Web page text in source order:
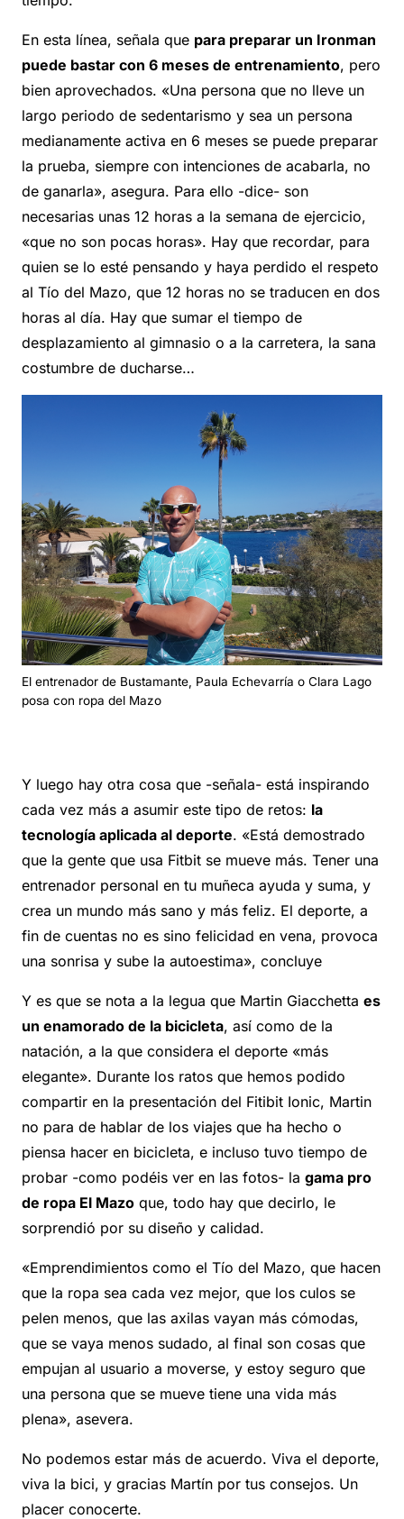
En esta línea, señala que para preparar un Ironman
puede bastar con 6 meses de entrenamiento, pero
bien aprovechados. «Una persona que no lleve un
largo periodo de sedentarismo y sea un persona
medianamente activa en 6 meses se puede preparar
la prueba, siempre con intenciones de acabarla, no
de ganarla», asegura. Para ello -dice- son
necesarias unas 12 horas a la semana de ejercicio,
«que no son pocas horas». Hay que recordar, para
quien se lo esté pensando y haya perdido el respeto
al Tío del Mazo, que 12 horas no se traducen en dos
horas al día. Hay que sumar el tiempo de
desplazamiento al gimnasio o a la carretera, la sana
costumbre de ducharse…
El entrenador de Bustamante, Paula Echevarría o Clara Lago
posa con ropa del Mazo
Y luego hay otra cosa que -señala- está inspirando
cada vez más a asumir este tipo de retos: la
tecnología aplicada al deporte. «Está demostrado
que la gente que usa Fitbit se mueve más. Tener una
entrenador personal en tu muñeca ayuda y suma, y
crea un mundo más sano y más feliz. El deporte, a
fin de cuentas no es sino felicidad en vena, provoca
una sonrisa y sube la autoestima», concluye
Y es que se nota a la legua que Martin Giacchetta es
un enamorado de la bicicleta, así como de la
natación, a la que considera el deporte «más
elegante». Durante los ratos que hemos podido
compartir en la presentación del Fitibit Ionic, Martin
no para de hablar de los viajes que ha hecho o
piensa hacer en bicicleta, e incluso tuvo tiempo de
probar -como podéis ver en las fotos- la gama pro
de ropa El Mazo que, todo hay que decirlo, le
sorprendió por su diseño y calidad.
«Emprendimientos como el Tío del Mazo, que hacen
que la ropa sea cada vez mejor, que los culos se
pelen menos, que las axilas vayan más cómodas,
que se vaya menos sudado, al final son cosas que
empujan al usuario a moverse, y estoy seguro que
una persona que se mueve tiene una vida más
plena», asevera.
No podemos estar más de acuerdo. Viva el deporte,
viva la bici, y gracias Martín por tus consejos. Un
placer conocerte.